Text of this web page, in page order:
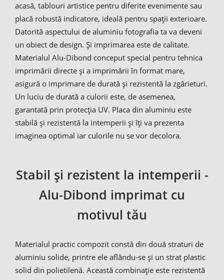
acasă, tablouri artistice pentru diferite evenimente sau
placă robustă indicatore, ideală pentru spații exterioare.
Datorită aspectului de aluminiu fotografia ta va deveni
un obiect de design. Și imprimarea este de calitate.
Materialul Alu-Dibond conceput special pentru tehnica
imprimării directe și a imprimării în format mare,
asigură o imprimare de durată și rezistentă la zgârieturi.
Un luciu de durată a culorii este, de asemenea,
garantată prin protecția UV. Placa din aluminiu este
stabilă și rezistentă la intemperii și îți va prezenta
imaginea optimal iar culorile nu se vor decolora.
Stabil și rezistent la intemperii -
Alu-Dibond imprimat cu
motivul tău
Materialul practic compozit constă din două straturi de
aluminiu solide, printre ele aflându-se și un strat plastic
solid din polietilenă. Această combinație este rezistentă